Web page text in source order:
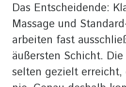
Das Entscheidende:
Massage und
arbeiten fast
äußersten Schicht.
selten gezielt